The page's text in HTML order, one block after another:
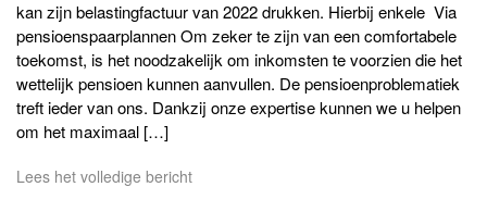
kan zijn belastingfactuur van 2022 drukken. Hierbij enkele Via
pensioenspaarplannen Om zeker te zijn van een comfortabele
toekomst, is het noodzakelijk om inkomsten te voorzien die het
wettelijk pensioen kunnen aanvullen. De pensioenproblematiek
treft ieder van ons. Dankzij onze expertise kunnen we u helpen
om het maximaal […]
Lees het volledige bericht